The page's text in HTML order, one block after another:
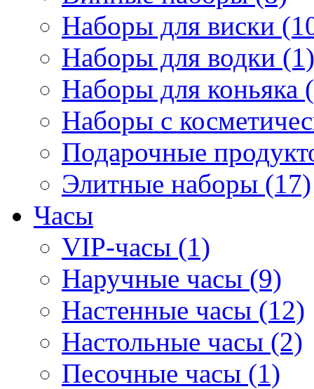
Наборы для виски
Наборы для водки (1)
Наборы для коньяка
Наборы с
Подарочные
Элитные наборы (17)
Часы
VIP-часы (1)
Наручные часы (9)
Настенные часы (12)
Настольные часы (2)
Песочные часы (1)